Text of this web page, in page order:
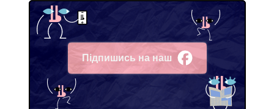
Підпишись на наш
Facebook